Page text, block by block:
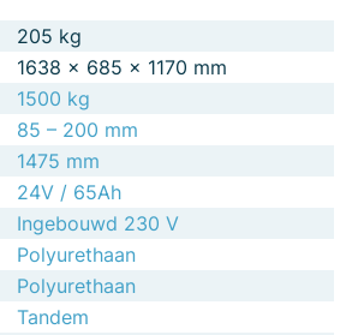
205 kg
1638 × 685 × 1170 mm
1500 kg
85 – 200 mm
1475 mm
24V / 65Ah
Ingebouwd 230 V
Polyurethaan
Polyurethaan
Tandem